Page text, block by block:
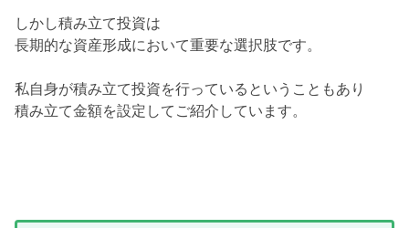
しかし積み立て投資は
長期的な資産形成において重要な選択肢です。
私自身が積み立て投資を行っているということもあり
積み立て金額を設定してご紹介しています。